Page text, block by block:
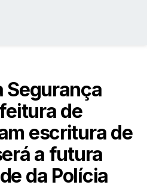
Segurança
de
escritura de
a futura
da Polícia